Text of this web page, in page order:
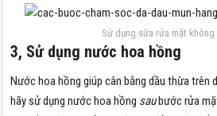
Sử dụng sữa rửa mặt không
3, Sử dụng nước hoa hồng
Nước hoa hồng giúp cân bằng dầu thừa trên
hãy sử dụng nước hoa hồng saubước rửa